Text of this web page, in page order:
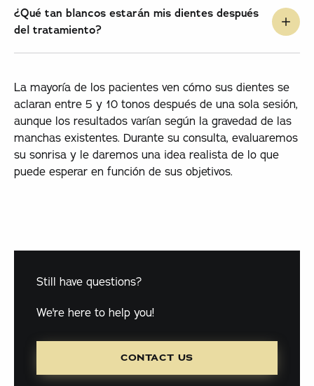
¿Qué tan blancos estarán mis dientes después
del tratamiento?
La mayoría de los pacientes ven cómo sus dientes se
aclaran entre 5 y 10 tonos después de una sola sesión,
aunque los resultados varían según la gravedad de las
manchas existentes. Durante su consulta, evaluaremos
su sonrisa y le daremos una idea realista de lo que
puede esperar en función de sus objetivos.
Still have questions?
We're here to help you!
contact us
CONTACT US